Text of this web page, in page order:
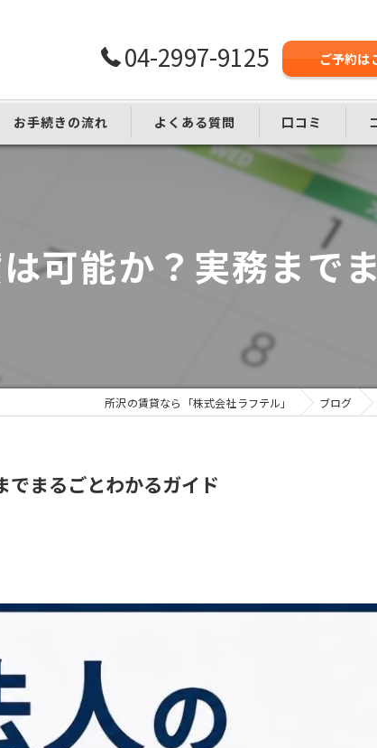
04-2997-9125 ご予約は
お手続きの流れ よくある質問 口コミ
可能か？実務まで
所沢の賃貸なら「株式会社ラフテル」 ブログ
でまるごとわかるガイド